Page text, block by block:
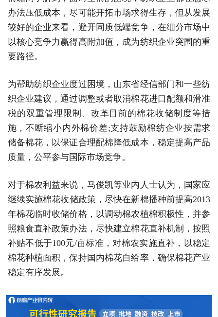
办法压低成本，尽可能开拓市场求得生存，但从发展
较好的企业来看，避开同质低端竞争，在细分市场中
以核心竞争力赢得高附加值，成为纺织企业突围的重
要路径。
为帮助纺织企业度过困境，山东省经信部门和一些纺
织企业建议，通过调整或者取消棉花进口配额和滑准
税的双重管理限制、改革目前的棉花收储制度等措
施，不断缩小内外棉价差;支持鼓励棉纺企业按需求
储备棉花，以保证合理配棉降低成本，稳定提高产品
质量，公平参与国际市场竞争。
对于棉农利益来说，马俊凯等业内人士认为，国家应
继续实施棉花收储政策，尽快在新棉播种前提高2013
年棉花临时收储价格，以调动棉农植棉积极性，并参
照粮食直补政策办法，尽快建立棉花直补机制，按照
补贴不低于100元/亩标准，对棉农实施直补，以稳定
棉花种植面积，保持国内棉花自给率，确保棉花产业
稳定有序发展。